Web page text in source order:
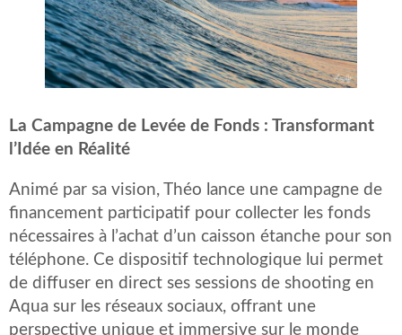
La Campagne de Levée de Fonds : Transformant
l’Idée en Réalité
Animé par sa vision, Théo lance une campagne de
financement participatif pour collecter les fonds
nécessaires à l’achat d’un caisson étanche pour son
téléphone. Ce dispositif technologique lui permet
de diffuser en direct ses sessions de shooting en
Aqua sur les réseaux sociaux, offrant une
perspective unique et immersive sur le monde